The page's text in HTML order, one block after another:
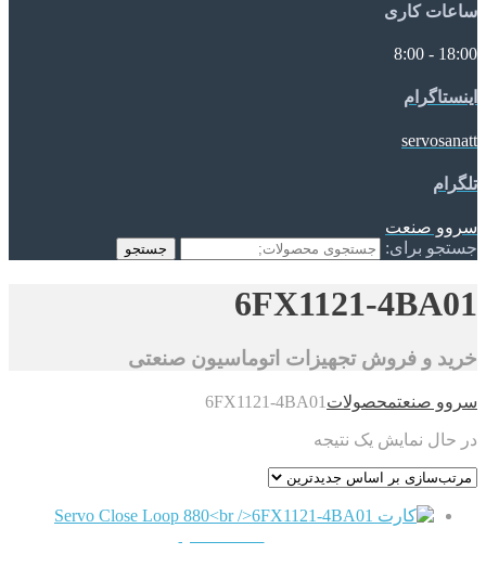
ساعات کاری
18:00 - 8:00
اینستاگرام
servosanatt
تلگرام
سروو صنعت
جستجو برای:
جستجو
6FX1121-4BA01
خرید و فروش تجهیزات اتوماسیون صنعتی
سروو صنعتمحصولات 6FX1121-4BA01
در حال نمایش یک نتیجه